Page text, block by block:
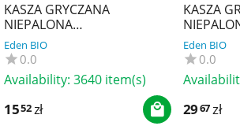
KASZA GRYCZANA
NIEPALONA
BEZGLUTENOWA BIO 1 kg -
BIO PLANET
Eden BIO
0.0
Availability: 3640 item(s)
1552zł
KASZA
BIO
Eden BIO
0.0
2967zł